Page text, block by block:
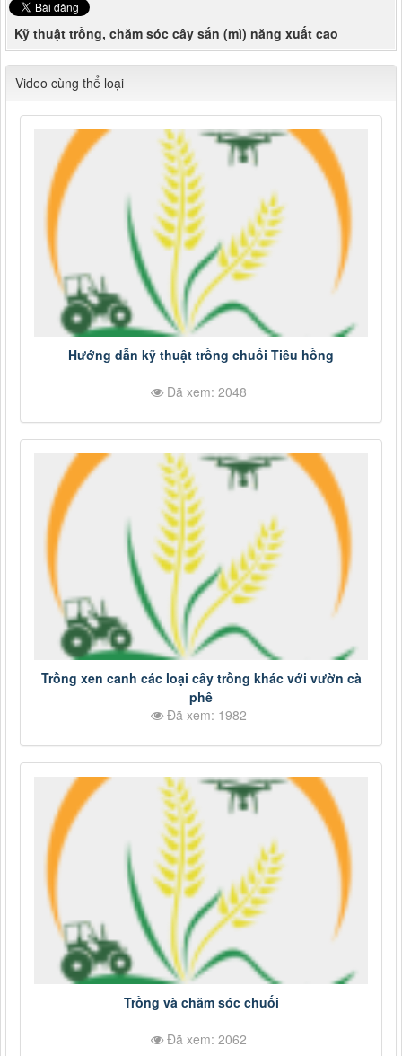
Kỹ thuật trồng, chăm sóc cây sắn (mì) năng xuất cao
Video cùng thể loại
Hướng dẫn kỹ thuật trồng chuối Tiêu hồng
Đã xem: 2048
Trồng xen canh các loại cây trồng khác với vườn cà
phê
Đã xem: 1982
Trồng và chăm sóc chuối
Đã xem: 2062